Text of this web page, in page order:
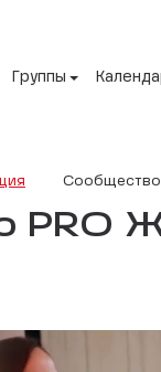
Группы
Сообщество
PRO